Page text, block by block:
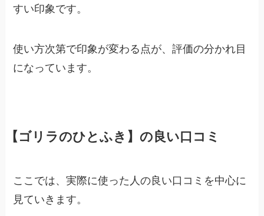
すい印象です。
使い方次第で印象が変わる点が、評価の分かれ目
になっています。
【ゴリラのひとふき】の良い口コミ
ここでは、実際に使った人の良い口コミを中心に
見ていきます。